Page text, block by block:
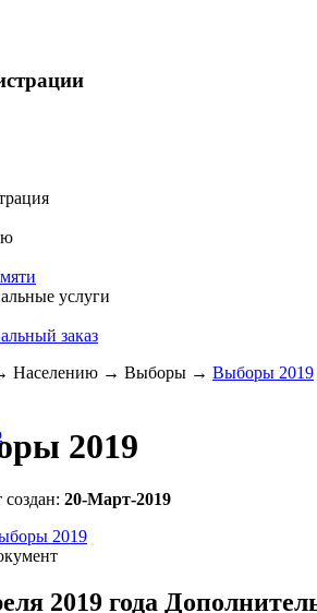
услуги
заказ
Населению → Выборы → Выборы 2019
2019
20-Март-2019
2019
2019 года